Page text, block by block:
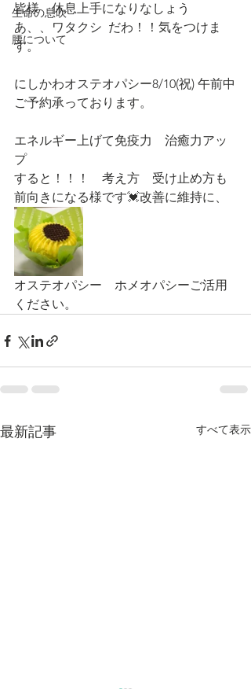
生命の息吹
腰について
皆様　休息上手になりなしょう
あ、、ワタクシ  だわ！！気をつけま
す。
にしかわオステオパシー8/10(祝) 午前中
ご予約承っております。
エネルギー上げて免疫力　治癒力アッ
プ
すると！！！　考え方　受け止め方も
前向きになる様です💓改善に維持に、
オステオパシー　ホメオパシーご活用
ください。
最新記事 すべて表示